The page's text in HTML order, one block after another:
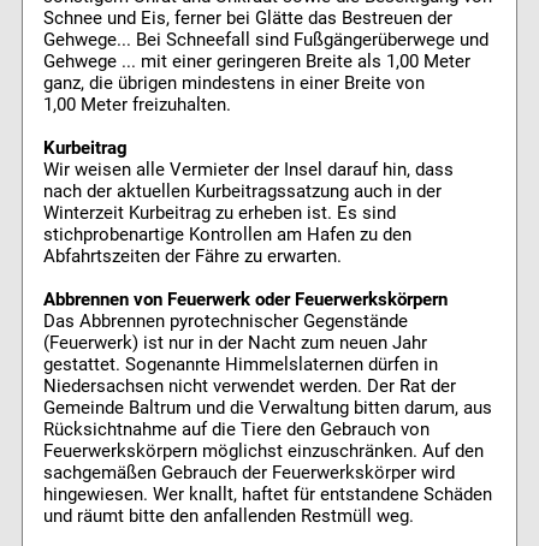
Schnee und Eis, ferner bei Glätte das Bestreuen der
Gehwege... Bei Schneefall sind Fußgängerüberwege und
Gehwege ... mit einer geringeren Breite als 1,00 Meter
ganz, die übrigen mindestens in einer Breite von
1,00 Meter freizuhalten.
Kurbeitrag
Wir weisen alle Vermieter der Insel darauf hin, dass
nach der aktuellen Kurbeitragssatzung auch in der
Winterzeit Kurbeitrag zu erheben ist. Es sind
stichprobenartige Kontrollen am Hafen zu den
Abfahrtszeiten der Fähre zu erwarten.
Abbrennen von Feuerwerk oder Feuerwerkskörpern
Das Abbrennen pyrotechnischer Gegenstände
(Feuerwerk) ist nur in der Nacht zum neuen Jahr
gestattet. Sogenannte Himmelslaternen dürfen in
Niedersachsen nicht verwendet werden. Der Rat der
Gemeinde Baltrum und die Verwaltung bitten darum, aus
Rücksichtnahme auf die Tiere den Gebrauch von
Feuerwerkskörpern möglichst einzuschränken. Auf den
sachgemäßen Gebrauch der Feuerwerkskörper wird
hingewiesen. Wer knallt, haftet für entstandene Schäden
und räumt bitte den anfallenden Restmüll weg.